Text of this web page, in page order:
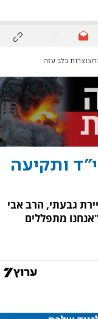
בלב עזה
ותקיעה
גבעתי, הרב אבי
מתפללים